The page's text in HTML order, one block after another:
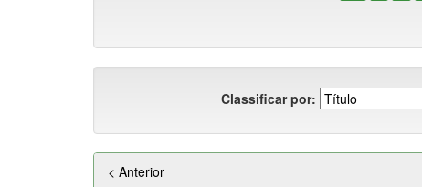
Classificar por:
< Anterior